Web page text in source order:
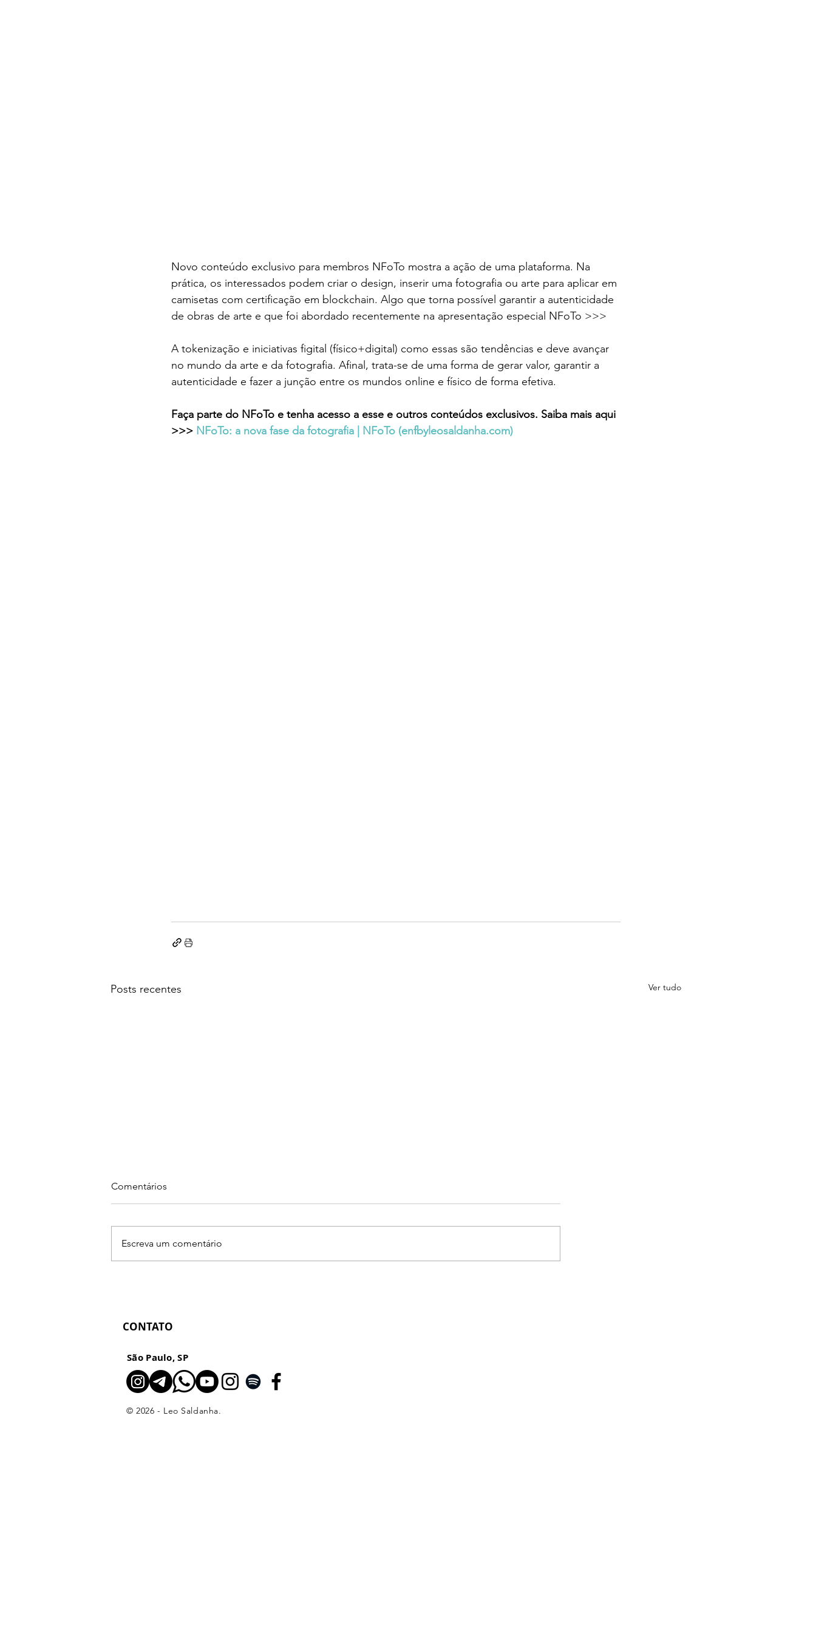
Novo conteúdo exclusivo para membros NFoTo mostra a ação de uma plataforma. Na
prática, os interessados podem criar o design, inserir uma fotografia ou arte para aplicar em
camisetas com certificação em blockchain. Algo que torna possível garantir a autenticidade
de obras de arte e que foi abordado recentemente na apresentação especial NFoTo >>>
A tokenização e iniciativas figital (físico+digital) como essas são tendências e deve avançar
no mundo da arte e da fotografia. Afinal, trata-se de uma forma de gerar valor, garantir a
autenticidade e fazer a junção entre os mundos online e físico de forma efetiva.
Faça parte do NFoTo e tenha acesso a esse e outros conteúdos exclusivos. Saiba mais aqui
>>> NFoTo: a nova fase da fotografia | NFoTo (enfbyleosaldanha.com)
Posts recentes Ver tudo
Comentários
Escreva um comentário
CONTATO
São Paulo, SP
© 2026 - Leo Saldanha.